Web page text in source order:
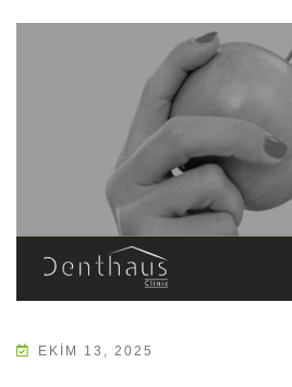
EKIM 13, 2025